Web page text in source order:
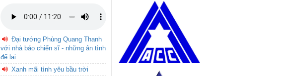
Đại tướng Phùng Quang Thanh
với nhà báo chiến sĩ - những ân tình
để lại
Xanh mãi tình yêu bầu trời